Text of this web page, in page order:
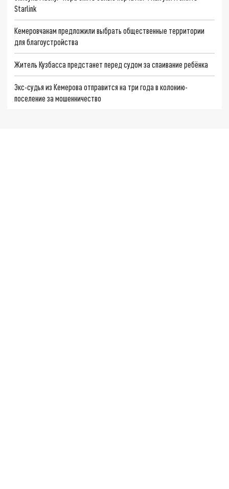
Starlink
Кемеровчанам предложили выбрать общественные территории
для благоустройства
Житель Кузбасса предстанет перед судом за спаивание ребёнка
Экс-судья из Кемерова отправится на три года в колонию-
поселение за мошенничество